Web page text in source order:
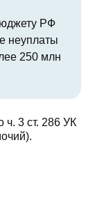
РФ
неуплаты
250 млн
ч. 3 ст. 286 УК